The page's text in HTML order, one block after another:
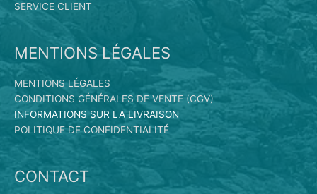
SERVICE CLIENT
MENTIONS LÉGALES
MENTIONS LÉGALES
CONDITIONS GÉNÉRALES DE VENTE (CGV)
INFORMATIONS SUR LA LIVRAISON
POLITIQUE DE CONFIDENTIALITÉ
CONTACT